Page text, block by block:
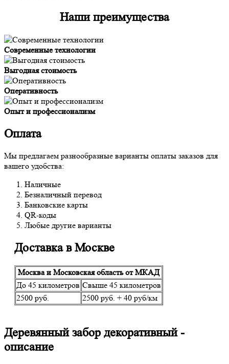
Наши преимущества
Современные технологии
Выгодная стоимость
Оперативность
Опыт и профессионализм
Оплата
Мы предлагаем разнообразные варианты оплаты заказов для
вашего удобства:
Наличные
Безналичный перевод
Банковские карты
QR-коды
Любые другие варианты
Доставка в Москве
Москва и Московская область от МКАД
До 45 километров Свыше 45 километров
2500 руб.
2500 руб. + 40 руб/км
Деревянный забор декоративный -
описание